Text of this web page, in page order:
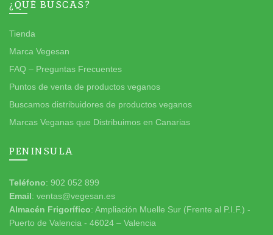
¿QUÉ BUSCAS?
Tienda
Marca Vegesan
FAQ – Preguntas Frecuentes
Puntos de venta de productos veganos
Buscamos distribuidores de productos veganos
Marcas Veganas que Distribuimos en Canarias
PENINSULA
Teléfono: 902 052 899
Email: ventas@vegesan.es
Almacén Frigorífico: Ampliación Muelle Sur (Frente al P.I.F.) -
Puerto de Valencia - 46024 – Valencia